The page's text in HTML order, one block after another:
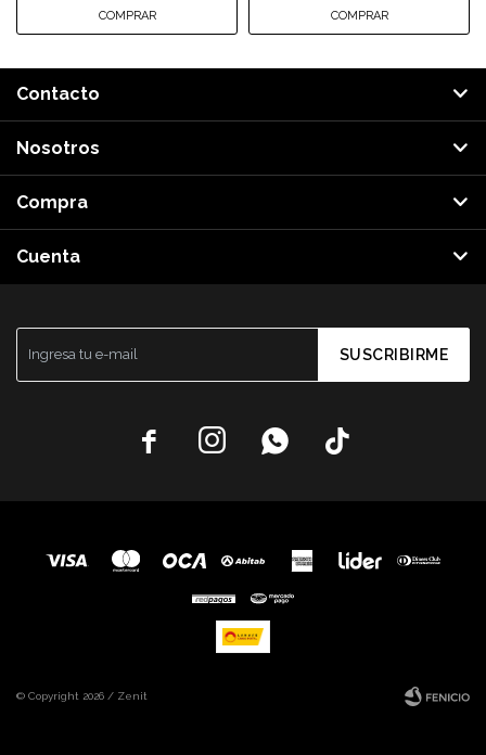
SUSCRIBIRME
   
Contacto
Nosotros
Compra
Cuenta
© Copyright 2026 / Zenit